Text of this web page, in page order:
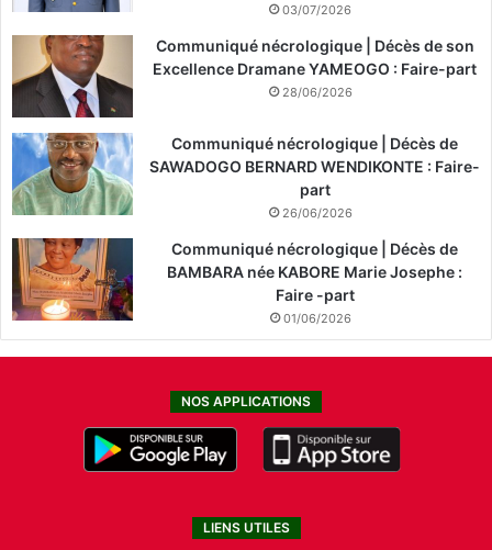
03/07/2026
Communiqué nécrologique | Décès de son
Excellence Dramane YAMEOGO : Faire-part
28/06/2026
Communiqué nécrologique | Décès de
SAWADOGO BERNARD WENDIKONTE : Faire-
part
26/06/2026
Communiqué nécrologique | Décès de
BAMBARA née KABORE Marie Josephe :
Faire -part
01/06/2026
NOS APPLICATIONS
LIENS UTILES